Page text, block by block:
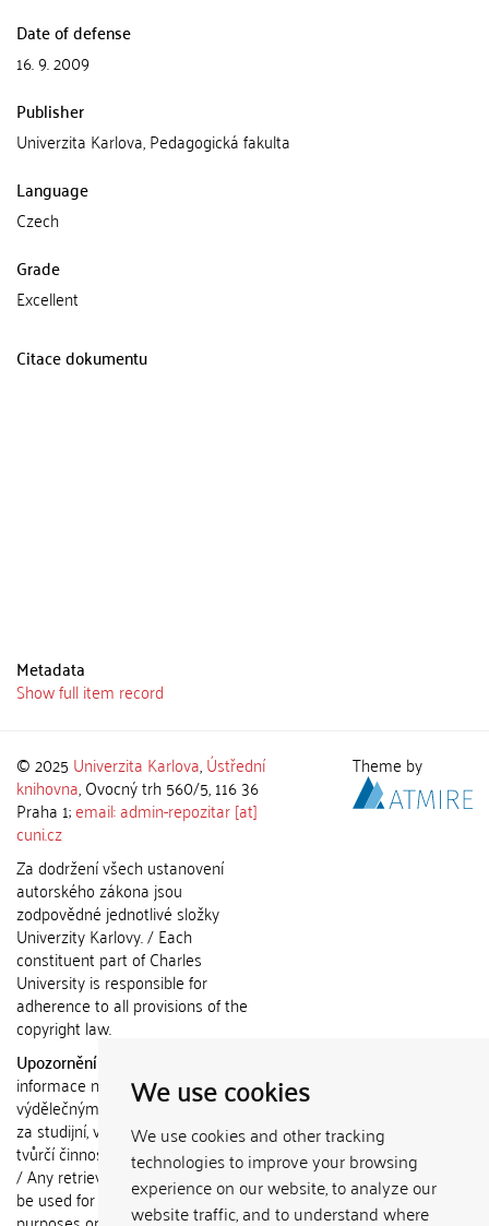
We use cookies
We use cookies and other tracking
technologies to improve your browsing
experience on our website, to analyze our
website traffic, and to understand where
Date of defense
16. 9. 2009
Publisher
Univerzita Karlova, Pedagogická fakulta
Language
Czech
Grade
Excellent
Citace dokumentu
Metadata
Show full item record
© 2025 Univerzita Karlova,Ústřední
knihovna, Ovocný trh 560/5, 116 36
Praha 1;email: admin-repozitar [at]
cuni.cz
Za dodržení všech ustanovení
autorského zákona jsou
zodpovědné jednotlivé složky
Univerzity Karlovy. / Each
constituent part of Charles
University is responsible for
adherence to all provisions of the
copyright law.
Upozornění / Notice:
informace nemohou být použity k
výdělečným účelům nebo vydávány
za studijní, vědeckou nebo jinou
tvůrčí činnost jiné osoby než autora.
/ Any retrieved information shall not
be used for any commercial
Theme by